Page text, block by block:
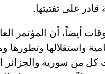
على تفتيتها.
واستقلالها
وكانت كل من سورية